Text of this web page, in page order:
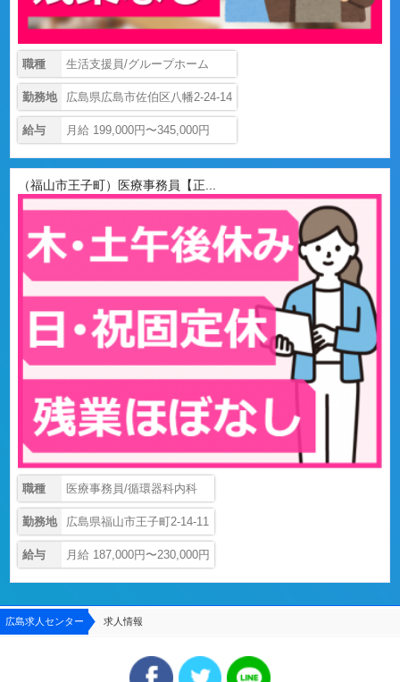
職種 生活支援員/グループホーム
勤務地 広島県広島市佐伯区八幡2-24-14
給与 月給 199,000円〜345,000円
（福山市王子町）医療事務員【正...
職種 医療事務員/循環器科内科
勤務地 広島県福山市王子町2-14-11
給与 月給 187,000円〜230,000円
広島求人センター 求人情報